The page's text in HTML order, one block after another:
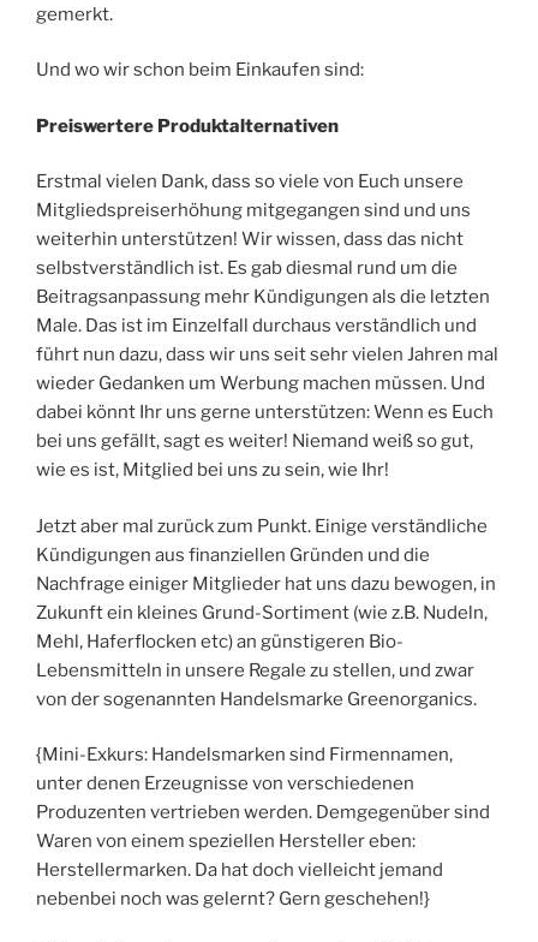
gemerkt.
Und wo wir schon beim Einkaufen sind:
Preiswertere Produktalternativen
Erstmal vielen Dank, dass so viele von Euch unsere
Mitgliedspreiserhöhung mitgegangen sind und uns
weiterhin unterstützen! Wir wissen, dass das nicht
selbstverständlich ist. Es gab diesmal rund um die
Beitragsanpassung mehr Kündigungen als die letzten
Male. Das ist im Einzelfall durchaus verständlich und
führt nun dazu, dass wir uns seit sehr vielen Jahren mal
wieder Gedanken um Werbung machen müssen. Und
dabei könnt Ihr uns gerne unterstützen: Wenn es Euch
bei uns gefällt, sagt es weiter! Niemand weiß so gut,
wie es ist, Mitglied bei uns zu sein, wie Ihr!
Jetzt aber mal zurück zum Punkt. Einige verständliche
Kündigungen aus finanziellen Gründen und die
Nachfrage einiger Mitglieder hat uns dazu bewogen, in
Zukunft ein kleines Grund-Sortiment (wie z.B. Nudeln,
Mehl, Haferflocken etc) an günstigeren Bio-
Lebensmitteln in unsere Regale zu stellen, und zwar
von der sogenannten Handelsmarke Greenorganics.
{Mini-Exkurs: Handelsmarken sind Firmennamen,
unter denen Erzeugnisse von verschiedenen
Produzenten vertrieben werden. Demgegenüber sind
Waren von einem speziellen Hersteller eben:
Herstellermarken. Da hat doch vielleicht jemand
nebenbei noch was gelernt? Gern geschehen!}